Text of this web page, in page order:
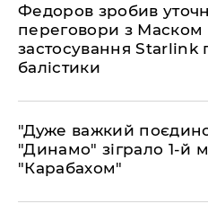
Федоров зробив
переговори з
застосування Starlink
балістики
"Дуже важкий
"Динамо" зіграло 1-й
"Карабахом"